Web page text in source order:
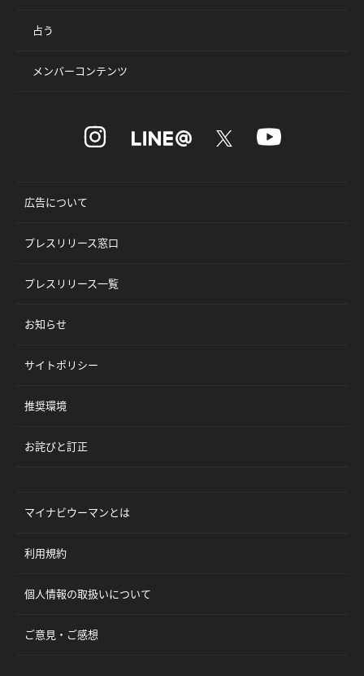
占う
メンバーコンテンツ
広告について
プレスリリース窓口
プレスリリース一覧
お知らせ
サイトポリシー
推奨環境
お詫びと訂正
マイナビウーマンとは
利用規約
個人情報の取扱いについて
ご意見・ご感想